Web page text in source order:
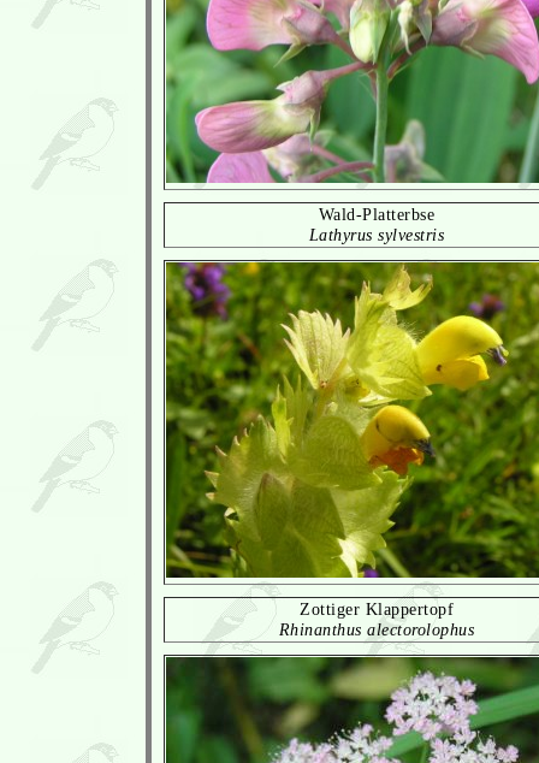
Wald-Platterbse
Lathyrus sylvestris
Zottiger Klappertopf
Rhinanthus alectorolophus